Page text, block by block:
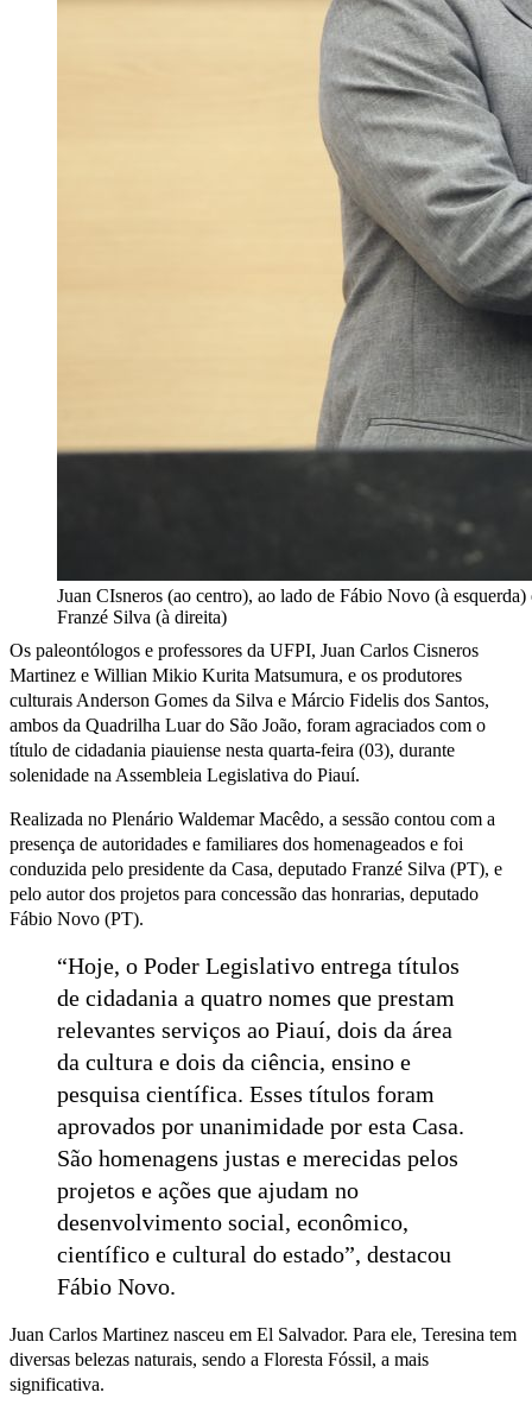
Juan CIsneros (ao centro), ao lado de Fábio Novo (à esquerda)
Franzé Silva (à direita)
Os paleontólogos e professores da UFPI, Juan Carlos Cisneros
Martinez e Willian Mikio Kurita Matsumura, e os produtores
culturais Anderson Gomes da Silva e Márcio Fidelis dos Santos,
ambos da Quadrilha Luar do São João, foram agraciados com o
título de cidadania piauiense nesta quarta-feira (03), durante
solenidade na Assembleia Legislativa do Piauí.
Realizada no Plenário Waldemar Macêdo, a sessão contou com a
presença de autoridades e familiares dos homenageados e foi
conduzida pelo presidente da Casa, deputado Franzé Silva (PT), e
pelo autor dos projetos para concessão das honrarias, deputado
Fábio Novo (PT).
“Hoje, o Poder Legislativo entrega títulos
de cidadania a quatro nomes que prestam
relevantes serviços ao Piauí, dois da área
da cultura e dois da ciência, ensino e
pesquisa científica. Esses títulos foram
aprovados por unanimidade por esta Casa.
São homenagens justas e merecidas pelos
projetos e ações que ajudam no
desenvolvimento social, econômico,
científico e cultural do estado”, destacou
Fábio Novo.
Juan Carlos Martinez nasceu em El Salvador. Para ele, Teresina tem
diversas belezas naturais, sendo a Floresta Fóssil, a mais
significativa.